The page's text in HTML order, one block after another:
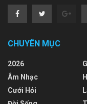
CHUYÊN MỤC
2026
Âm Nhạc
Cưới Hỏi